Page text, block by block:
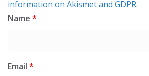
information on Akismet and GDPR.
Name *
Email *